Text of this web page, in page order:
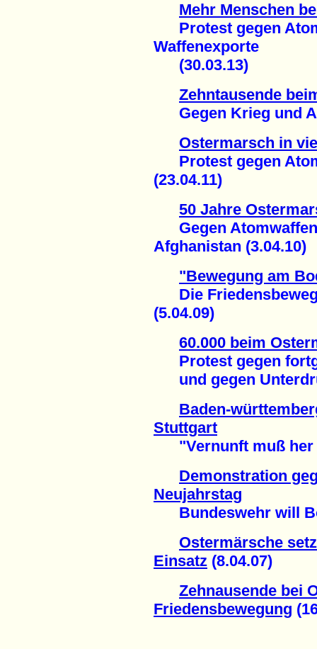
Mehr Menschen
Protest gegen
Waffenexporte
(30.03.13)
Zehntausende
Gegen Krieg und
Ostermarsch in
Protest gegen
(23.04.11)
50 Jahre
Gegen Atomwaffen
Afghanistan (3.04.10)
"Bewegung am
Die
(5.04.09)
60.000 beim
Protest gegen
und gegen
Baden-
Stuttgart
"Vernunft muß her
Demonstration
Neujahrstag
Bundeswehr will
Ostermärsche
Einsatz (8.04.07)
Zehnausende bei
Friedensbewegung